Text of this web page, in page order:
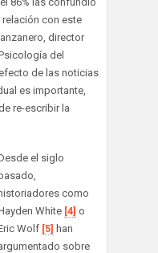
relación con este
director
del
de las noticias
es importante,
re-escribir la
el siglo
como
White [4] o
Wolf [5] han
sobre